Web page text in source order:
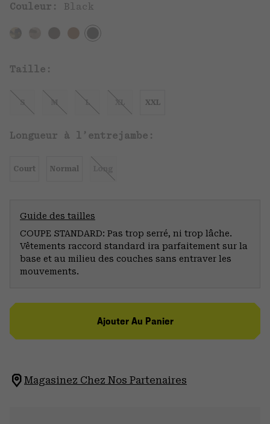
Couleur: Black
Taille:
S M L XL XXL
Longueur à l’entrejambe:
Court Normal Long
Guide des tailles
COUPE STANDARD: Pas trop serré, ni trop lâche.
Vêtements raccord standard ira parfaitement sur la
base et au milieu des couches sans entraver les
mouvements.
Ajouter Au Panier
Magasinez Chez Nos Partenaires